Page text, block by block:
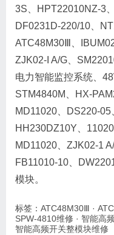
3S、HPT22010NZ-3
DF0231D-220/10、
ATC48M30Ⅲ、
ZJK02-I A/G、
电力智能监控系统、
STM4840M、HX-
MD11020、DS220-05
HH230DZ10Y、
MD11020、ZJK02-1
FB11010-10、
模块。
标签： ATC48M30Ⅲ ·
SPW-4810维修 · 智能高
智能高频开关整模块维修